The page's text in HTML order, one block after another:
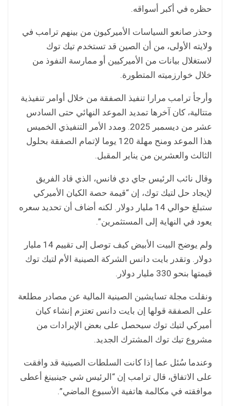
حظره في أكبر أسواقه.
وحذر صانعو السياسات الأميركيون من بينهم ترامب في
ولايته الأولى، من أن الصين قد تستخدم تيك توك
لاستغلال بيانات من الأميركيين أو ممارسة النفوذ من
خلال خوارزميته المتطورة.
وأرجأ ترامب مرارا تنفيذ الصفقة من خلال أوامر تنفيذية
متتالية، كان آخرها تمديد الموعد النهائي حتى السادس
عشر من ديسمبر 2025. ومدد الأمر التنفيذي الخميس
هذا الموعد ومنح مهلة 120 يوما لإتمام الصفقة بحلول
الثالث والعشرين من يناير المقبل.
وقال نائب الرئيس جاي دي فانس، الذي قاد الفريق
لإيجاد حل لتيك توك، إن “قيمة حصة الكيان الأميركي
ستبلغ حوالي 14 مليار دولار. لكنه أضاف أن تحديد سعره
يعود في النهاية إلى المستثمرين”.
ولم يوضح البيت الأبيض كيف توصل إلى تقييم 14 مليار
دولار. وتقدر بايت دانس الشركة الصينية الأم لتيك توك
قيمتها بنحو 330 مليار دولار.
ونقلت مجلة تسايشين الصينية المالية عن مصادر مطلعة
على الصفقة قولها إن بايت دانس تعتزم إنشاء كيان
أميركي لتيك توك سيحصل على بعض الإيرادات من
مشروع تيك توك المشترك الجديد.
وعندما سُئل عما إذا كانت السلطات الصينية قد وافقت
على الاتفاق، قال ترامب إن “الرئيس شي جينبينغ أعطى
موافقته في مكالمة هاتفية الأسبوع الماضي”.